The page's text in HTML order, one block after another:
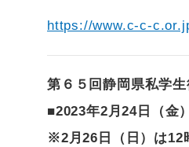
https://www.c-c-
第６５回静岡県私学
■2023年2月24日（金
※2月26日（日）は12